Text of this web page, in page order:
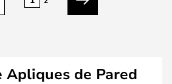
Siguiente
de Pared